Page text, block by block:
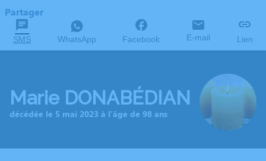
Partager
SMS WhatsApp Facebook E-mail Lien
Marie DONABÉDIAN
décédée le 5 mai 2023 à l'âge de 98 ans